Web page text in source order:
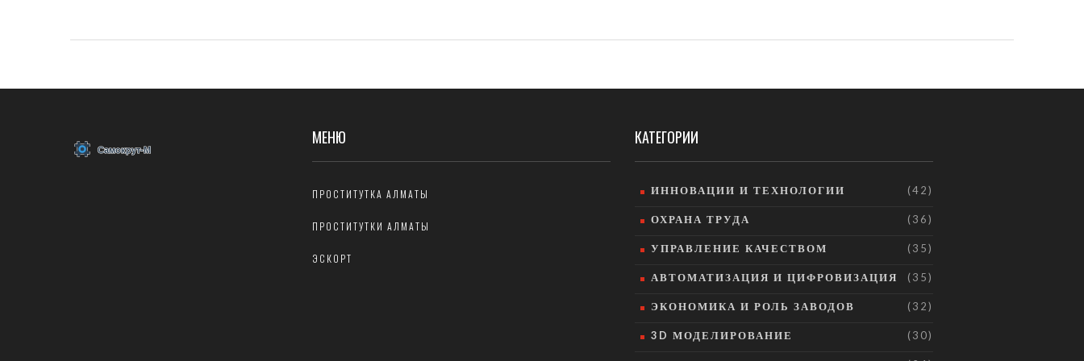
МЕНЮ
ПРОСТИТУТКА АЛМАТЫ
ПРОСТИТУТКИ АЛМАТЫ
ЭСКОРТ
КАТЕГОРИИ
ИННОВАЦИИ И ТЕХНОЛОГИИ (42)
ОХРАНА ТРУДА (36)
УПРАВЛЕНИЕ КАЧЕСТВОМ (35)
АВТОМАТИЗАЦИЯ И ЦИФРОВИЗАЦИЯ (35)
ЭКОНОМИКА И РОЛЬ ЗАВОДОВ (32)
3D МОДЕЛИРОВАНИЕ (30)